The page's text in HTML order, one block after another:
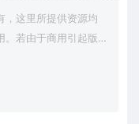
，这里所提供资源均
。若由于商用引起版